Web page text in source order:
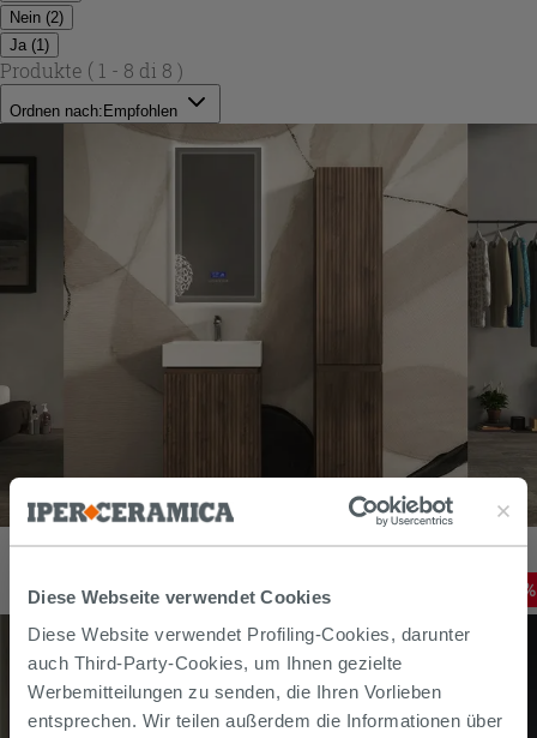
Diese Webseite verwendet Cookies
Diese Website verwendet Profiling-Cookies, darunter
auch Third-Party-Cookies, um Ihnen gezielte
Werbemitteilungen zu senden, die Ihren Vorlieben
entsprechen. Wir teilen außerdem die Informationen über
Nein (2)
Ja (1 )
Produkte ( 1 - 8 di 8 )
Ordnen nach: Empfohlen
760,92€ /STK788,00€ ,00%